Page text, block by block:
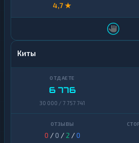
4,7 ★
Киты
6 776
30 000 / 7 757 741
0 / 0 / 2 /0